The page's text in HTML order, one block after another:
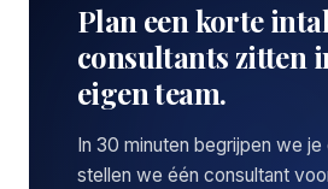
Plan een korte
consultants zitten
eigen team.
In 30 minuten begrijpen we
stellen we één consultant